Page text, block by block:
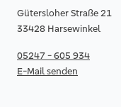
Gütersloher Straße 21
33428 Harsewinkel
05247 - 605 934
E-Mail senden